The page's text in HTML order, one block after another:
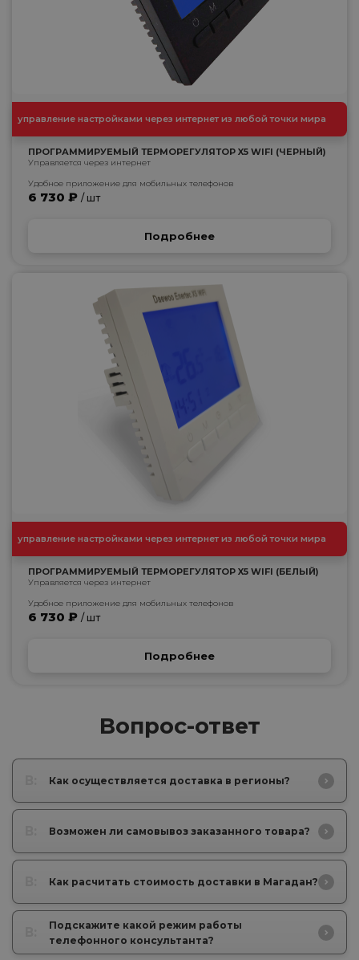
управление настройками через интернет из любой точки мира
ПРОГРАММИРУЕМЫЙ ТЕРМОРЕГУЛЯТОР X5 WIFI (ЧЕРНЫЙ)
Управляется через интернет
Удобное приложение для мобильных телефонов
6 730 ₽ / шт
Подробнее
управление настройками через интернет из любой точки мира
ПРОГРАММИРУЕМЫЙ ТЕРМОРЕГУЛЯТОР X5 WIFI (БЕЛЫЙ)
Управляется через интернет
Удобное приложение для мобильных телефонов
6 730 ₽ / шт
Подробнее
Вопрос-ответ
Как осуществляется доставка в регионы?
Возможен ли самовывоз заказанного товара?
Как расчитать стоимость доставки в Магадан?
Подскажите какой режим работы
телефонного консультанта?